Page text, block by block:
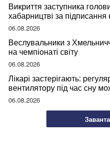
Викриття заступника
хабарництві за підписання
06.08.2026
Веслувальники з
на чемпіонаті світу
06.08.2026
Лікарі застерігають:
вентилятору під час сну
ваше здоров’я
06.08.2026